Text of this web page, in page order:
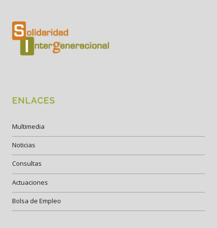
ENLACES
Multimedia
Noticias
Consultas
Actuaciones
Bolsa de Empleo